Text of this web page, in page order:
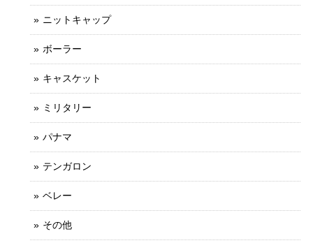
ニットキャップ
ボーラー
キャスケット
ミリタリー
パナマ
テンガロン
ベレー
その他